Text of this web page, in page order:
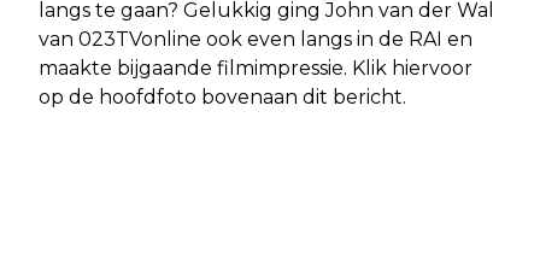
langs te gaan? Gelukkig ging John van der Wal
van 023TVonline ook even langs in de RAI en
maakte bijgaande filmimpressie. Klik hiervoor
op de hoofdfoto bovenaan dit bericht.